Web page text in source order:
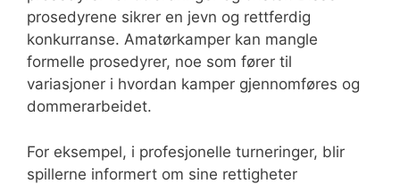
prosedyrene sikrer en jevn og rettferdig
konkurranse. Amatørkamper kan mangle
formelle prosedyrer, noe som fører til
variasjoner i hvordan kamper gjennomføres og
dommerarbeidet.
For eksempel, i profesjonelle turneringer, blir
spillerne informert om sine rettigheter